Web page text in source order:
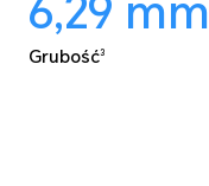
6,29 mm
Grubość3